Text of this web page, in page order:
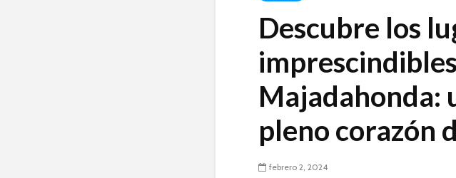
Descubre los
Majadahonda:
pleno corazón
febrero 2, 2024